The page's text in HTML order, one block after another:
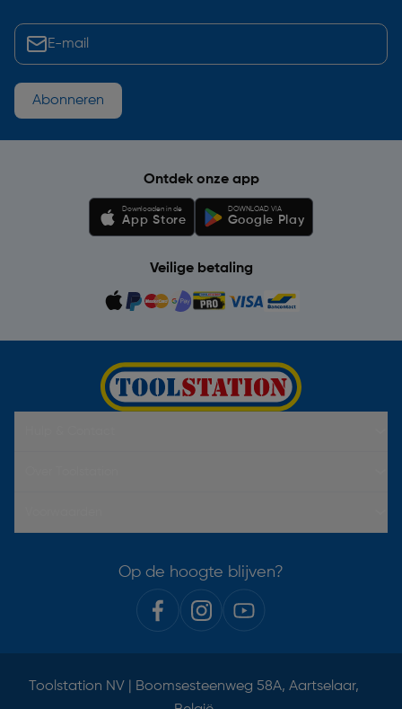
Abonneren
Ontdek onze app
Downloaden in de
App Store
DOWNLOAD VIA
Google Play
Veilige betaling
Op de hoogte blijven?
Toolstation NV | Boomsesteenweg 58A, Aartselaar,